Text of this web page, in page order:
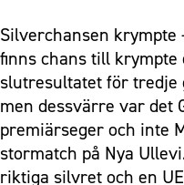
Silverchansen
finns chans till
slutresultatet för tredje
men dessvärre var det
premiärseger och inte
stormatch på Nya
riktiga silvret och en